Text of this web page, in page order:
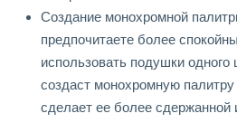
Создание монохромной
предпочитаете более
использовать подушки одного
создаст монохромную
сделает ее более сдержанной